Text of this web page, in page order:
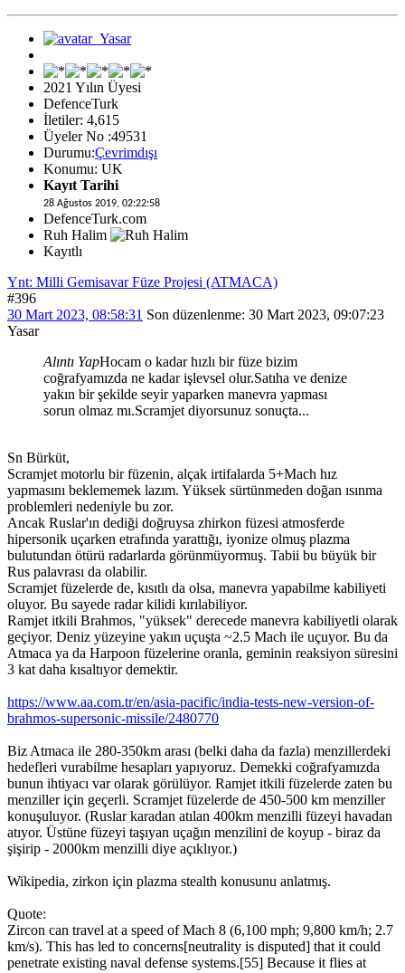
2021 Yılın Üyesi
DefenceTurk
İletiler: 4,615
Üyeler No :49531
Durumu:Çevrimdışı
Konumu: UK
Kayıt Tarihi
28 Ağustos 2019, 02:22:58
DefenceTurk.com
Ruh Halim
Kayıtlı
Ynt: Milli Gemisavar Füze Projesi (ATMACA)
#396
30 Mart 2023, 08:58:31 Son düzenlenme: 30 Mart 2023, 09:07:23
Yasar
Alıntı YapHocam o kadar hızlı bir füze bizim
coğrafyamızda ne kadar işlevsel olur.Satıha ve denize
yakın bir şekilde seyir yaparken manevra yapması
sorun olmaz mı.Scramjet diyorsunuz sonuçta...
Sn Bürküt,
Scramjet motorlu bir füzenin, alçak irtifalarda 5+Mach hız
yapmasını beklememek lazım. Yüksek sürtünmeden doğan ısınma
problemleri nedeniyle bu zor.
Ancak Ruslar'ın dediği doğruysa zhirkon füzesi atmosferde
hipersonik uçarken etrafında yarattığı, iyonize olmuş plazma
bulutundan ötürü radarlarda görünmüyormuş. Tabii bu büyük bir
Rus palavrası da olabilir.
Scramjet füzelerde de, kısıtlı da olsa, manevra yapabilme kabiliyeti
oluyor. Bu sayede radar kilidi kırılabiliyor.
Ramjet itkili Brahmos, "yüksek" derecede manevra kabiliyetli olarak
geçiyor. Deniz yüzeyine yakın uçuşta ~2.5 Mach ile uçuyor. Bu da
Atmaca ya da Harpoon füzelerine oranla, geminin reaksiyon süresini
3 kat daha kısaltıyor demektir.
https://www.aa.com.tr/en/asia-pacific/india-tests-new-version-of-
brahmos-supersonic-missile/2480770
Biz Atmaca ile 280-350km arası (belki daha da fazla) menzillerdeki
hedefleri vurabilme hesapları yapıyoruz. Demekki coğrafyamızda
bunun ihtiyacı var olarak görülüyor. Ramjet itkili füzelerde zaten bu
menziller için geçerli. Scramjet füzelerde de 450-500 km menziller
konuşuluyor. (Ruslar karadan atılan 400km menzilli füzeyi havadan
atıyor. Üstüne füzeyi taşıyan uçağın menzilini de koyup - biraz da
şişirip - 2000km menzilli diye açıklıyor.)
Wikipedia, zirkon için plazma stealth konusunu anlatmış.
Quote:
Zircon can travel at a speed of Mach 8 (6,100 mph; 9,800 km/h; 2.7
km/s). This has led to concerns[neutrality is disputed] that it could
penetrate existing naval defense systems.[55] Because it flies at